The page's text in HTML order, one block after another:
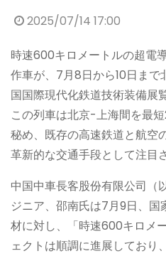
2025/07/14 17:00
時速600キロメートルの超電
作車が、7月8日から10日まで
国国際現代化鉄道技術装備展
この列車は北京-上海間を最
秘め、既存の高速鉄道と航空
革新的な交通手段として注目
中国中車長客股份有限公司（
ジニア、邵南氏は7月9日、
材に対し、「時速600キロメ
ェクトは順調に進展しており